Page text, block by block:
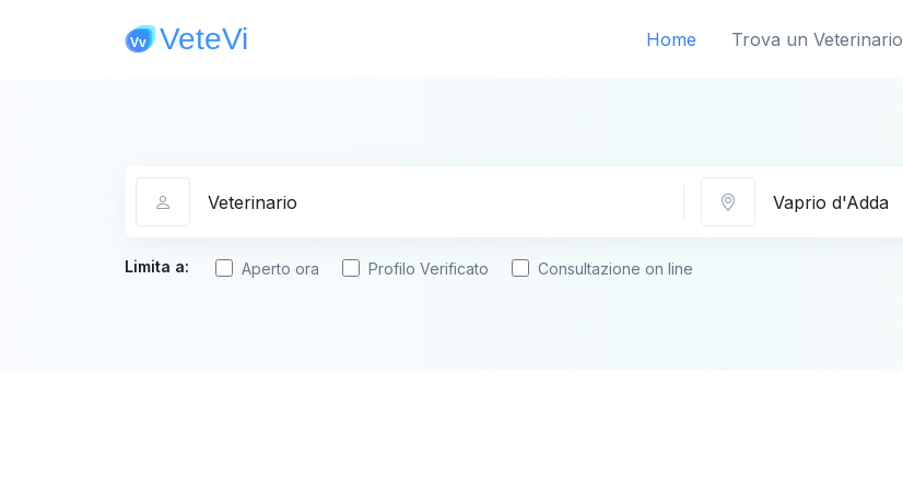
Home Trova un Veterinario
Limita a: Aperto ora Profilo Verificato Consultazione on line